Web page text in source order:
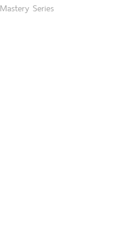
Mastery Series